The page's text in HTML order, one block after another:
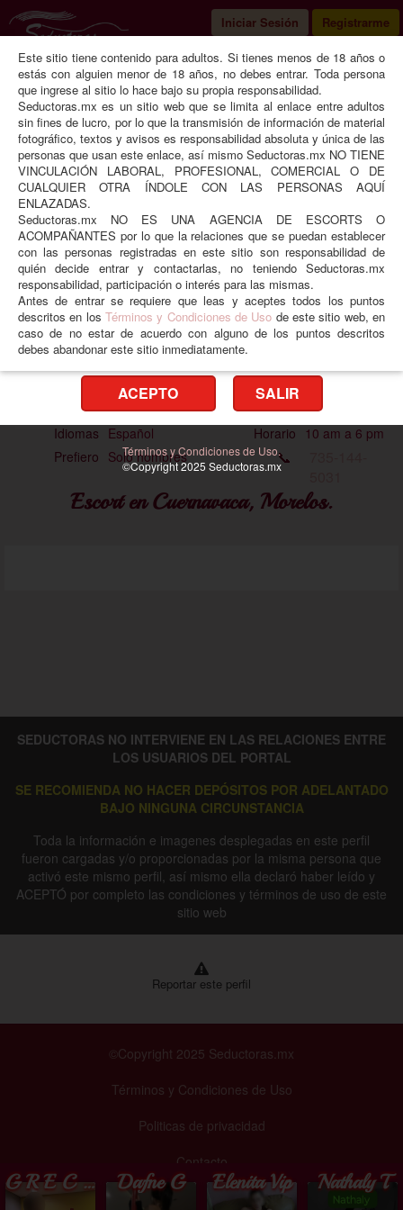
Iniciar Sesión Registrarme
G R E C I A Dafne G Elenita Vip Nathaly T
Seductoras Morelos Cuernavaca
Lei
1.58 mts Tez
Ojos Oscuros Viajes No
Idiomas Español Horario 10 am a 6 pm
Prefiero Solo hombres 📞
Escort en Cuernavaca, Morelos.
❮ ❯
SEDUCTORAS NO INTERVIENE EN LAS RELACIONES ENTRE
LOS USUARIOS DEL PORTAL
SE RECOMIENDA NO HACER DEPÓSITOS POR ADELANTADO
BAJO NINGUNA CIRCUNSTANCIA
Toda la información e imagenes desplegadas en este perfil
fueron cargadas y/o proporcionadas por la misma persona que
activó este mismo perfil, así mismo ella declaró haber leído y
ACEPTÓ por completo las condiciones y términos de uso de este
sitio web
Reportar este perfil
©Copyright 2025 Seductoras.mx
Términos y Condiciones de Uso
Politicas de privacidad
Contacto
Este sitio tiene contenido para adultos. Si tienes menos de 18 años o
estás con alguien menor de 18 años, no debes entrar. Toda persona
que ingrese al sitio lo hace bajo su propia responsabilidad.
Seductoras.mx es un sitio web que se limita al enlace entre adultos
sin fines de lucro, por lo que la transmisión de información de material
fotográfico, textos y avisos es responsabilidad absoluta y única de las
personas que usan este enlace, así mismo Seductoras.mx NO TIENE
VINCULACIÓN LABORAL, PROFESIONAL, COMERCIAL O DE
CUALQUIER OTRA ÍNDOLE CON LAS PERSONAS AQUÍ
ENLAZADAS.
Seductoras.mx NO ES UNA AGENCIA DE ESCORTS O
ACOMPAÑANTES por lo que la relaciones que se puedan establecer
con las personas registradas en este sitio son responsabilidad de
quién decide entrar y contactarlas, no teniendo Seductoras.mx
responsabilidad, participación o interés para las mismas.
Antes de entrar se requiere que leas y aceptes todos los puntos
descritos en los Términos y Condiciones de Uso de este sitio web, en
caso de no estar de acuerdo con alguno de los puntos descritos
debes abandonar este sitio inmediatamente.
ACEPTO SALIR
Términos y Condiciones de Uso.
©Copyright 2025 Seductoras.mx